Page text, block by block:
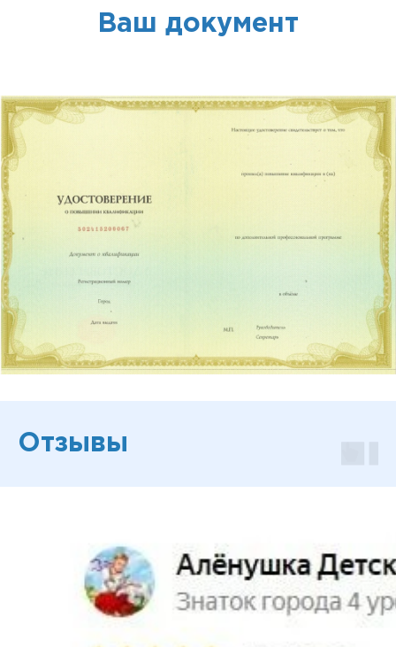
Ваш документ
Отзывы